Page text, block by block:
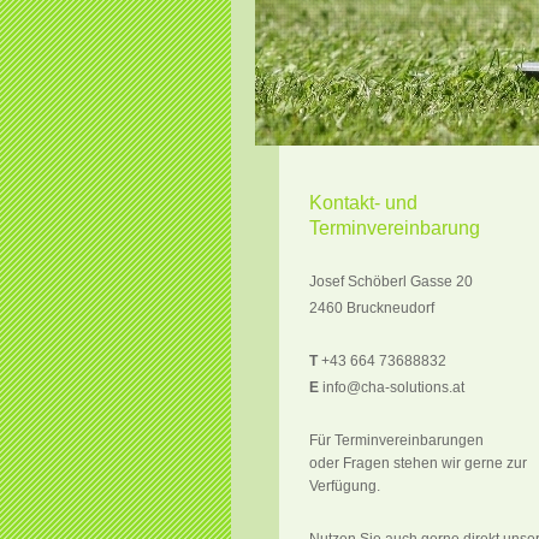
Kontakt- und
Terminvereinbarung
Josef Schöberl Gasse 20
2460 Bruckneudorf
T+43 664 73688832
E info@cha-solutions.at
Für Terminvereinbarungen
oder Fragen stehen wir gerne zur
Verfügung.